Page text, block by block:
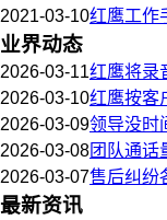
2021-03-10红鹰工作
业界动态
2026-03-11红鹰将录
2026-03-10红鹰按客
2026-03-09领导没时
2026-03-08团队通话
2026-03-07售后纠纷
最新资讯